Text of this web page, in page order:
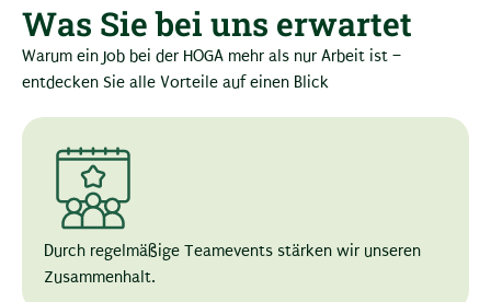
Was Sie bei uns erwartet
Warum ein Job bei der HOGA mehr als nur Arbeit ist –
entdecken Sie alle Vorteile auf einen Blick
Durch regelmäßige Teamevents stärken wir unseren
Zusammenhalt.